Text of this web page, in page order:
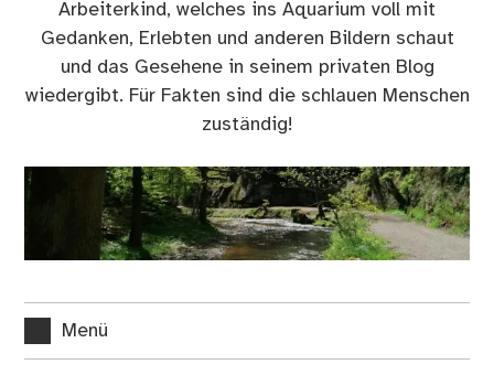
Arbeiterkind, welches ins Aquarium voll mit
Gedanken, Erlebten und anderen Bildern schaut
und das Gesehene in seinem privaten Blog
wiedergibt. Für Fakten sind die schlauen Menschen
zuständig!
Menü